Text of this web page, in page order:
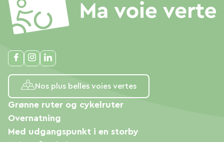
Nos plus belles voies vertes
Grønne ruter og cykelruter
Overnatning
Med udgangspunkt i en storby